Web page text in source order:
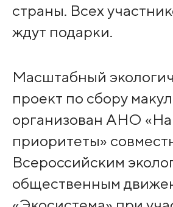
страны. Всех
ждут подарки.
Масштабный
проект по сбору
организован АНО
приоритеты»
Всероссийским
общественным